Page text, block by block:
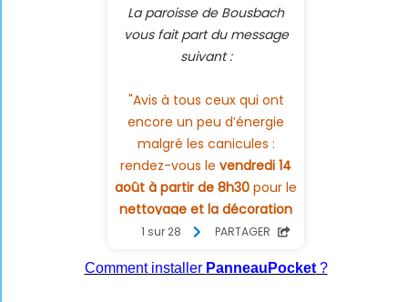
Comment installer PanneauPocket?